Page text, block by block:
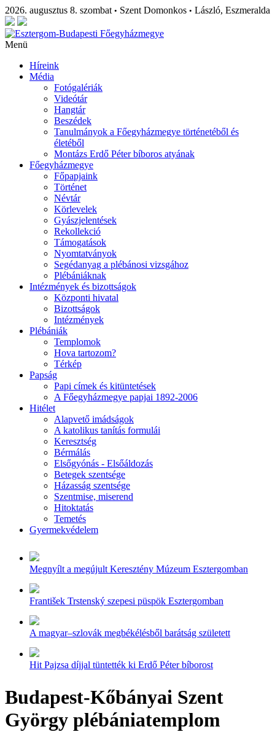
2026. augusztus 8. szombat • Szent Domonkos • László, Eszmeralda
Menü
Híreink
Média
Fotógalériák
Videótár
Hangtár
Beszédek
Tanulmányok a Főegyházmegye történetéből és
életéből
Montázs Erdő Péter bíboros atyának
Főegyházmegye
Főpapjaink
Történet
Névtár
Körlevelek
Gyászjelentések
Rekollekció
Támogatások
Nyomtatványok
Segédanyag a plébánosi vizsgához
Plébániáknak
Intézmények és bizottságok
Központi hivatal
Bizottságok
Intézmények
Plébániák
Templomok
Hova tartozom?
Térkép
Papság
Papi címek és kitüntetések
A Főegyházmegye papjai 1892-2006
Hitélet
Alapvető imádságok
A katolikus tanítás formulái
Keresztség
Bérmálás
Elsőgyónás - Elsőáldozás
Betegek szentsége
Házasság szentsége
Szentmise, miserend
Hitoktatás
Temetés
Gyermekvédelem
Megnyílt a megújult Keresztény Múzeum Esztergomban
František Trstenský szepesi püspök Esztergomban
A magyar–szlovák megbékélésből barátság született
Hit Pajzsa díjjal tüntették ki Erdő Péter bíborost
Budapest-Kőbányai Szent
György plébániatemplom